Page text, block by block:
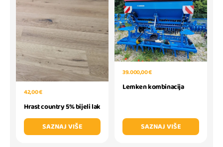
42,00 €
Hrast country 5% bijeli lak
SAZNAJ VIŠE
39.000,00 €
Lemken kombinacija
SAZNAJ VIŠE